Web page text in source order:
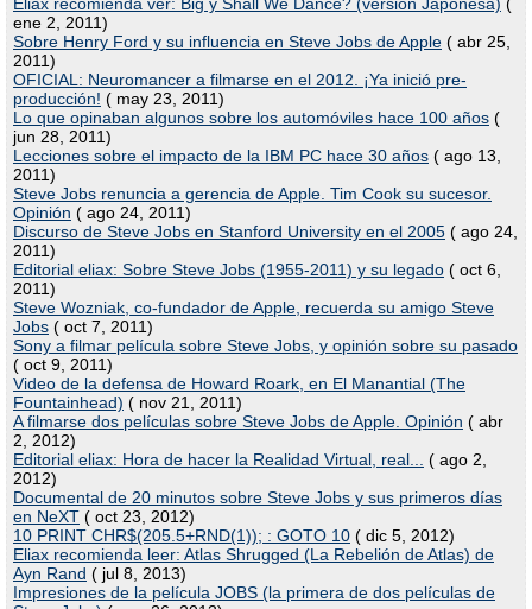
ene 2, 2011)
Sobre Henry Ford y su influencia en Steve Jobs de Apple ( abr 25,
2011)
OFICIAL: Neuromancer a filmarse en el 2012. ¡Ya inició pre-
producción! ( may 23, 2011)
Lo que opinaban algunos sobre los automóviles hace 100 años (
jun 28, 2011)
Lecciones sobre el impacto de la IBM PC hace 30 años ( ago 13,
2011)
Steve Jobs renuncia a gerencia de Apple. Tim Cook su sucesor.
Opinión ( ago 24, 2011)
Discurso de Steve Jobs en Stanford University en el 2005 ( ago 24,
2011)
Editorial eliax: Sobre Steve Jobs (1955-2011) y su legado ( oct 6,
2011)
Steve Wozniak, co-fundador de Apple, recuerda su amigo Steve
Jobs ( oct 7, 2011)
Sony a filmar película sobre Steve Jobs, y opinión sobre su pasado
( oct 9, 2011)
Video de la defensa de Howard Roark, en El Manantial (The
Fountainhead) ( nov 21, 2011)
A filmarse dos películas sobre Steve Jobs de Apple. Opinión ( abr
2, 2012)
Editorial eliax: Hora de hacer la Realidad Virtual, real...
( ago 2,
2012)
Documental de 20 minutos sobre Steve Jobs y sus primeros días
en NeXT ( oct 23, 2012)
10 PRINT CHR$(205.5+RND(1)); : GOTO 10 ( dic 5, 2012)
Eliax recomienda leer: Atlas Shrugged (La Rebelión de Atlas) de
Ayn Rand ( jul 8, 2013)
Impresiones de la película JOBS (la primera de dos películas de